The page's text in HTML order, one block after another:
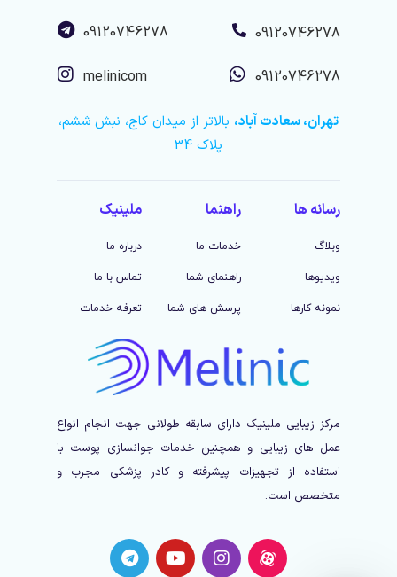
09120746278
09120746278
09120746278
melinicom
تهران، سعادت آباد، بالاتر از میدان کاج، نبش ششم،
پلاک 34
رسانه ها
وبلاگ
ویدیوها
نمونه کارها
راهنما
خدمات ما
راهنمای شما
پرسش های شما
ملینیک
درباره ما
تماس با ما
تعرفه خدمات
مرکز زیبایی ملینیک دارای سابقه طولانی جهت انجام انواع
عمل های زیبایی و همچنین خدمات جوانسازی پوست با
استفاده از تجهیزات پیشرفته و کادر پزشکی مجرب و
متخصص است.